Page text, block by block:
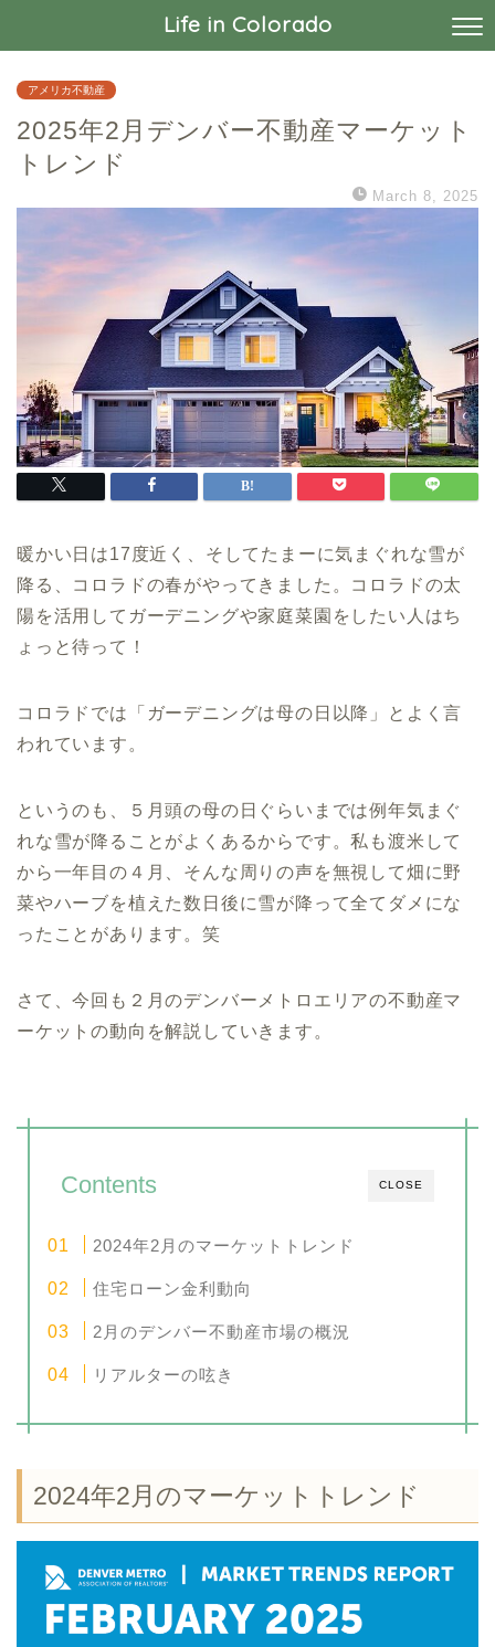
Life in Colorado
アメリカ不動産
2025年2月デンバー不動産マーケット
トレンド
March 8, 2025
暖かい日は17度近く、そしてたまーに気まぐれな雪が
降る、コロラドの春がやってきました。コロラドの太
陽を活用してガーデニングや家庭菜園をしたい人はち
ょっと待って！
コロラドでは「ガーデニングは母の日以降」とよく言
われています。
というのも、５月頭の母の日ぐらいまでは例年気まぐ
れな雪が降ることがよくあるからです。私も渡米して
から一年目の４月、そんな周りの声を無視して畑に野
菜やハーブを植えた数日後に雪が降って全てダメにな
ったことがあります。笑
さて、今回も２月のデンバーメトロエリアの不動産マ
ーケットの動向を解説していきます。
CLOSE
Contents
2024年2月のマーケットトレンド
住宅ローン金利動向
2月のデンバー不動産市場の概況
リアルターの呟き
2024年2月のマーケットトレンド